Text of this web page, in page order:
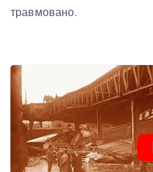
травмовано.